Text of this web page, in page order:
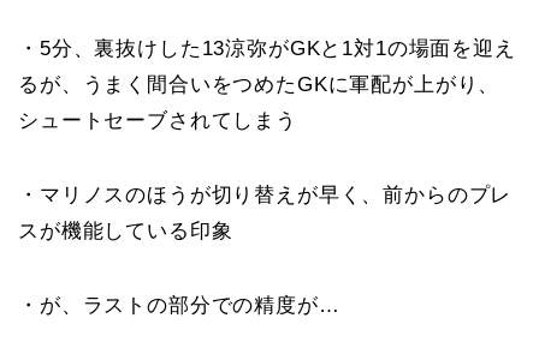
・5分、裏抜けした13涼弥がGKと1対1の場面を迎え
るが、うまく間合いをつめたGKに軍配が上がり、
シュートセーブされてしまう
・マリノスのほうが切り替えが早く、前からのプレ
スが機能している印象
・が、ラストの部分での精度が…